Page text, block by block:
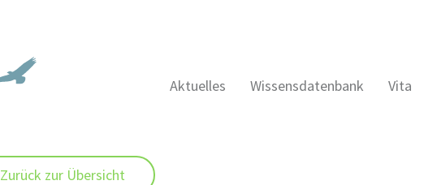
Aktuelles Wissensdatenbank Vita
Zurück zur Übersicht